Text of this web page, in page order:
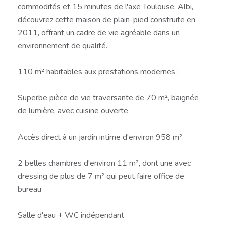
commodités et 15 minutes de l'axe Toulouse, Albi,
découvrez cette maison de plain-pied construite en
2011, offrant un cadre de vie agréable dans un
environnement de qualité.
110 m² habitables aux prestations modernes :
Superbe pièce de vie traversante de 70 m², baignée
de lumière, avec cuisine ouverte
Accès direct à un jardin intime d'environ 958 m²
2 belles chambres d'environ 11 m², dont une avec
dressing de plus de 7 m² qui peut faire office de
bureau
Salle d'eau + WC indépendant